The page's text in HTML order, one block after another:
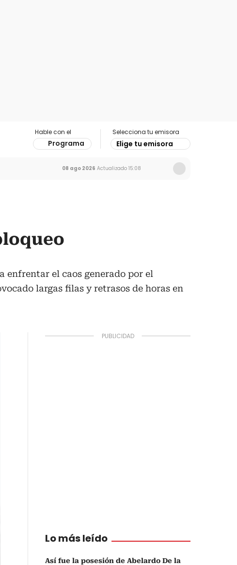
Hable con el
Programa
Selecciona tu emisora
Elige tu emisora
08 ago 2026 Actualizado 15:08
enfrentar el caos generado por el
largas filas y retrasos de horas en
Lo más leído
Así fue la posesión de Abelardo De la